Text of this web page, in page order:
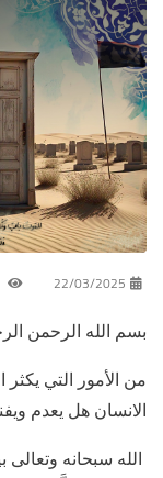
22/03/2025
بسم الله الرحمن
من الأمور التي
الانسان هل يعدم
الله سبحانه